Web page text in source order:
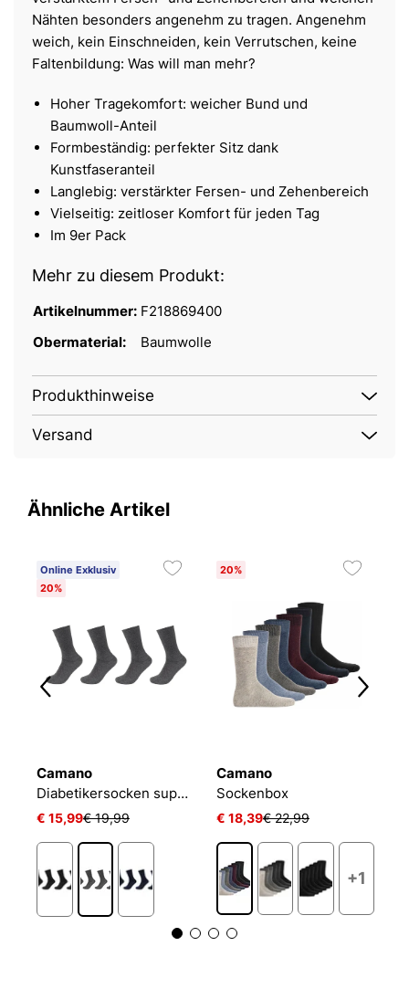
Nähten besonders angenehm zu tragen. Angenehm
weich, kein Einschneiden, kein Verrutschen, keine
Faltenbildung: Was will man mehr?
Hoher Tragekomfort: weicher Bund und
Baumwoll-Anteil
Formbeständig: perfekter Sitz dank
Kunstfaseranteil
Langlebig: verstärkter Fersen- und Zehenbereich
Vielseitig: zeitloser Komfort für jeden Tag
Im 9er Pack
Mehr zu diesem Produkt:
Artikelnummer: F218869400
Obermaterial:
Baumwolle
Produkthinweise
Versand
Ähnliche Artikel
Online Exklusiv
20%
Camano
Diabetikersocken super soft
€ 15,99€ 19,99
20%
Camano
Sockenbox
€ 18,39€ 22,99
+1